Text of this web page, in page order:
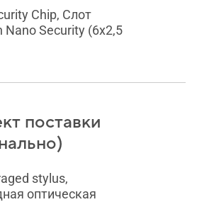
Chip, Слот
Nano Security (6x2,5
поставки
stylus,
оптическая